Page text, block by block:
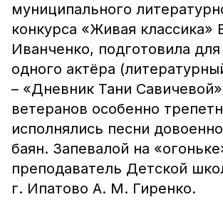
муниципального
конкурса «Живая классика»
Иванченко, подготовила
одного актёра
– «Дневник Тани
ветеранов особенно
исполнялись песни
баян. Запевалой на
преподаватель Детской
г. Ипатово А. М. Гиренко.